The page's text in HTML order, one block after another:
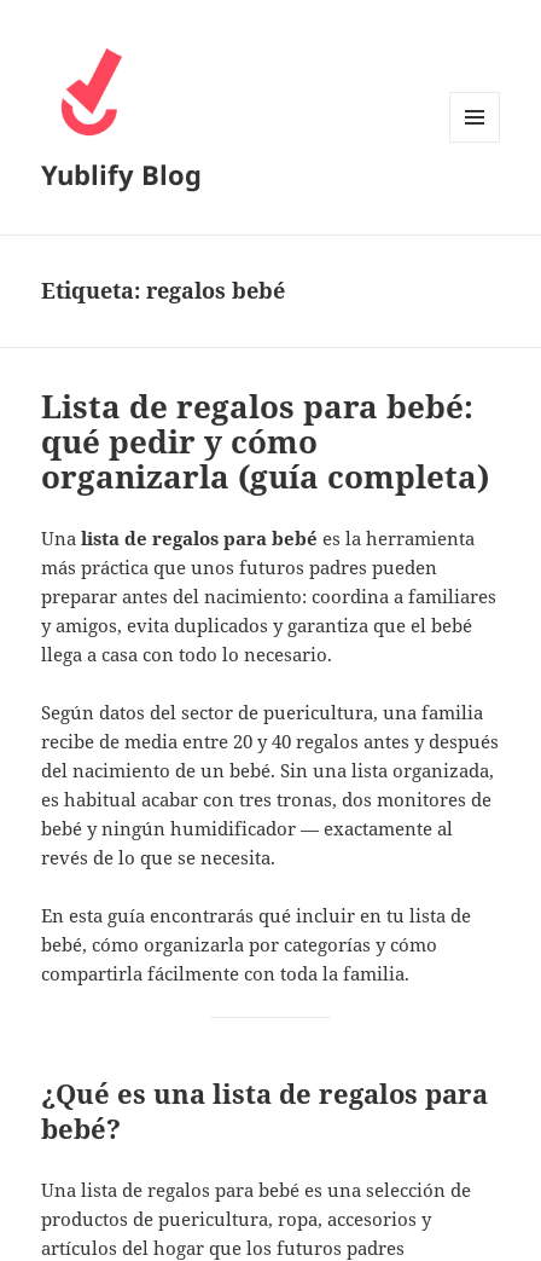
Yublify Blog
Etiqueta:regalos bebé
Lista de regalos para bebé:
qué pedir y cómo
organizarla (guía completa)
Unalista de regalos para bebé es la herramienta
más práctica que unos futuros padres pueden
preparar antes del nacimiento: coordina a familiares
y amigos, evita duplicados y garantiza que el bebé
llega a casa con todo lo necesario.
Según datos del sector de puericultura, una familia
recibe de media entre 20 y 40 regalos antes y después
del nacimiento de un bebé. Sin una lista organizada,
es habitual acabar con tres tronas, dos monitores de
bebé y ningún humidificador — exactamente al
revés de lo que se necesita.
En esta guía encontrarás qué incluir en tu lista de
bebé, cómo organizarla por categorías y cómo
compartirla fácilmente con toda la familia.
¿Qué es una lista de regalos para
bebé?
Una lista de regalos para bebé es una selección de
productos de puericultura, ropa, accesorios y
artículos del hogar que los futuros padres